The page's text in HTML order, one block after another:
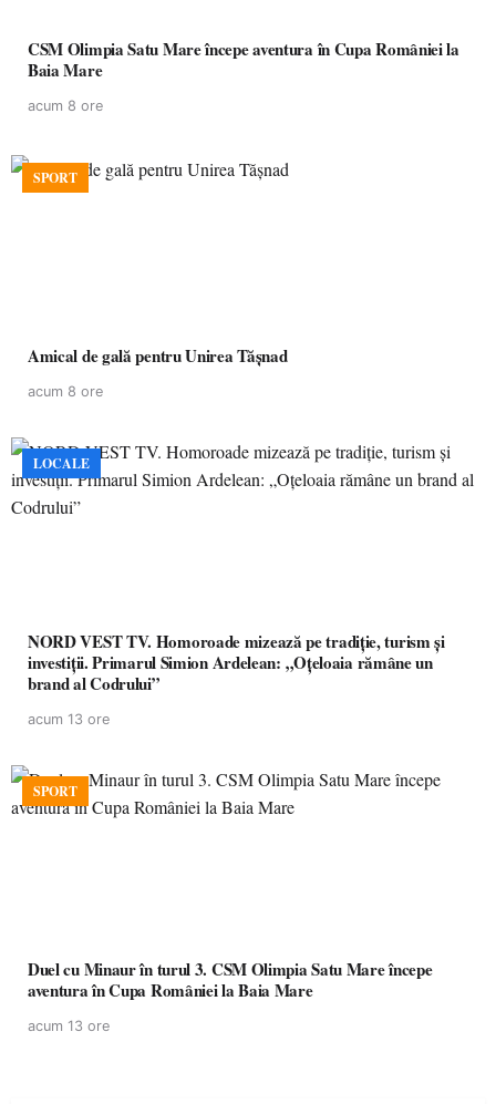
CSM Olimpia Satu Mare începe aventura în Cupa României la
Baia Mare
acum 8 ore
SPORT
Amical de gală pentru Unirea Tășnad
acum 8 ore
LOCALE
NORD VEST TV. Homoroade mizează pe tradiție, turism și
investiții. Primarul Simion Ardelean: „Oțeloaia rămâne un
brand al Codrului”
acum 13 ore
SPORT
Duel cu Minaur în turul 3. CSM Olimpia Satu Mare începe
aventura în Cupa României la Baia Mare
acum 13 ore